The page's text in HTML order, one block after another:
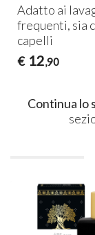
Adatto ai
frequenti, sia
capelli
€ 12,90
Continua lo